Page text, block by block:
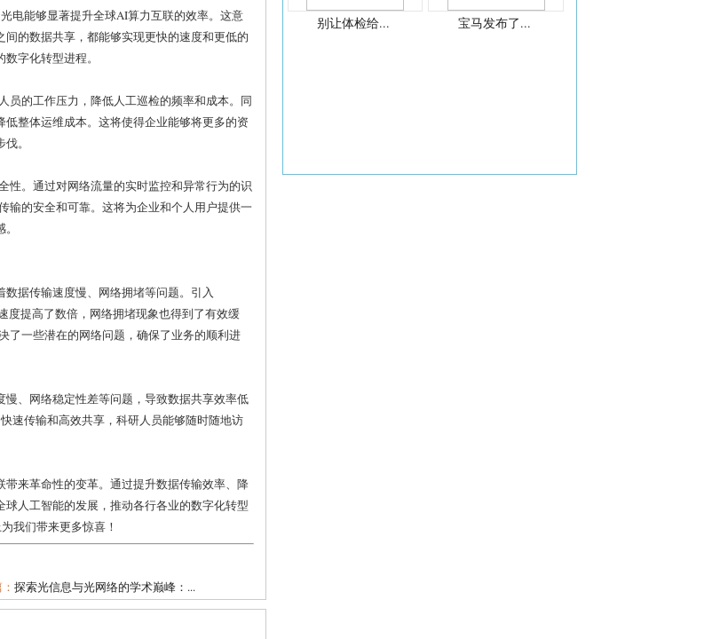
电能够显著提升全球AI算力互联的效率。这意
的数据共享，都能够实现更快的速度和更低的
字化转型进程。
员的工作压力，降低人工巡检的频率和成本。同
整体运维成本。这将使得企业能够将更多的资
。
性。通过对网络流量的实时监控和异常行为的识
输的安全和可靠。这将为企业和个人用户提供一
据传输速度慢、网络拥堵等问题。引入
度提高了数倍，网络拥堵现象也得到了有效缓
了一些潜在的网络问题，确保了业务的顺利进
、网络稳定性差等问题，导致数据共享效率低
速传输和高效共享，科研人员能够随时随地访
带来革命性的变革。通过提升数据传输效率、降
人工智能的发展，推动各行各业的数字化转型
我们带来更多惊喜！
探索光信息与光网络的学术巅峰：...
别让体检给... 宝马发布了...